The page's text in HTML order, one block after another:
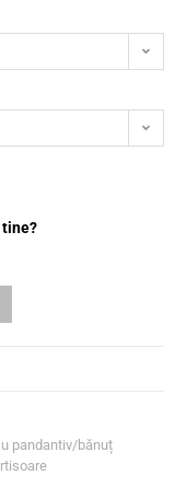
tine?
pandantiv/bănuț